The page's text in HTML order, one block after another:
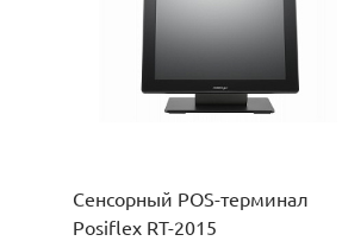
Сенсорный POS-терминал
Posiflex RT-2015